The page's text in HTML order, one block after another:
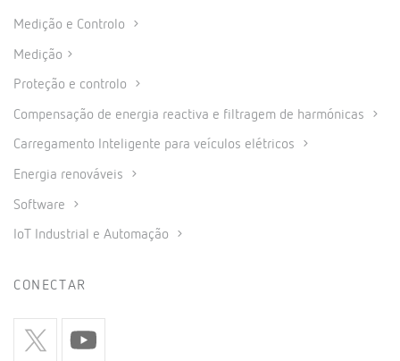
Medição e Controlo
Medição
Proteção e controlo
Compensação de energia reactiva e filtragem de harmónicas
Carregamento Inteligente para veículos elétricos
Energia renováveis
Software
IoT Industrial e Automação
CONECTAR